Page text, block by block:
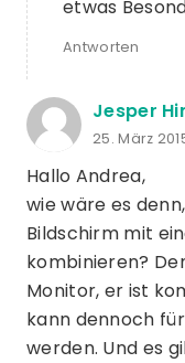
etwas
Antworten
Jesper
25. März
Hallo Andrea,
wie wäre es
Bildschirm mit
kombinieren?
Monitor, er ist
kann dennoch
werden. Und es